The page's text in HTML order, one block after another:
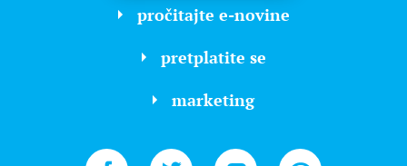
pročitajte e-novine
pretplatite se
marketing